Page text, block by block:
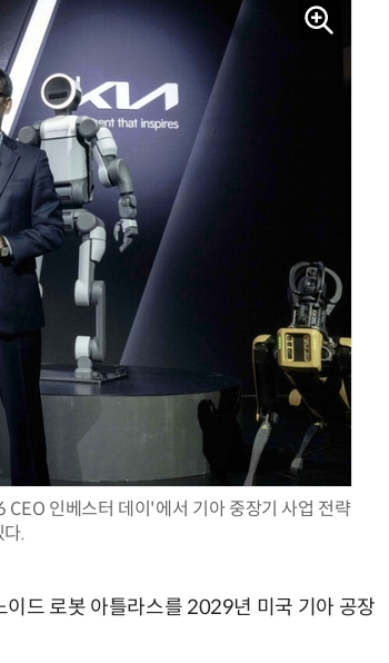
인베스터 데이'에서 기아 중장기 사업 전략
.
드 로봇 아틀라스를 2029년 미국 기아 공장
8 테슬라, 6개월 연속 수입차 1위 질주
9
[카&테크] 현대모비스 BSA, 전동화
성능·안전성 'UP'
10 한국자동차공학회, '2026 대학생 자
작자동차대회 포뮬러 부문' 개최
AI Native Enterprise를 지원하는 AI Ready Data 플랫폼 활용 전략